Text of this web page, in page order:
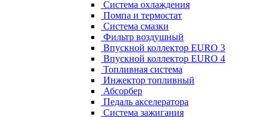
Система охлаждения
Помпа и термостат
Система смазки
Фильтр воздушный
Впускной коллектор EURO 3
Впускной коллектор EURO 4
Топливная система
Инжектор топливный
Абсорбер
Педаль акселератора
Система зажигания